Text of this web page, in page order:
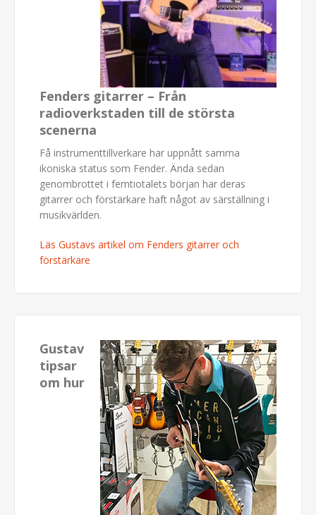
Fenders gitarrer – Från
radioverkstaden till de största
scenerna
Få instrumenttillverkare har uppnått samma
ikoniska status som Fender. Ända sedan
genombrottet i femtiotalets början har deras
gitarrer och förstärkare haft något av särställning i
musikvärlden.
Läs Gustavs artikel om Fenders gitarrer och
förstärkare
Gustav
tipsar
om hur